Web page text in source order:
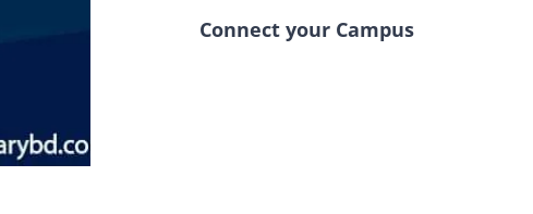
Connect your Campus